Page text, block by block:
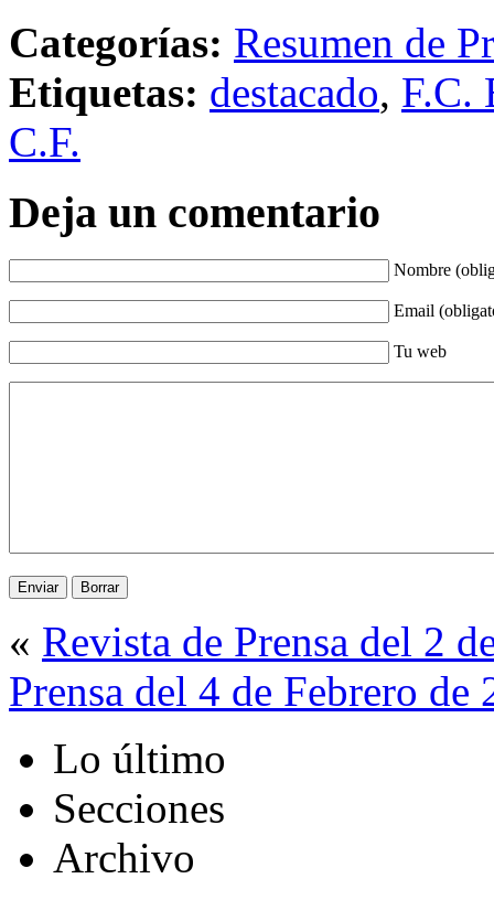
Categorías: Resumen de
Etiquetas: destacado, F.C.
C.F.
Deja un comentario
Nombre
Email
Tu web
« Revista de Prensa del 2
Prensa del 4 de Febrero de
Lo último
Secciones
Archivo